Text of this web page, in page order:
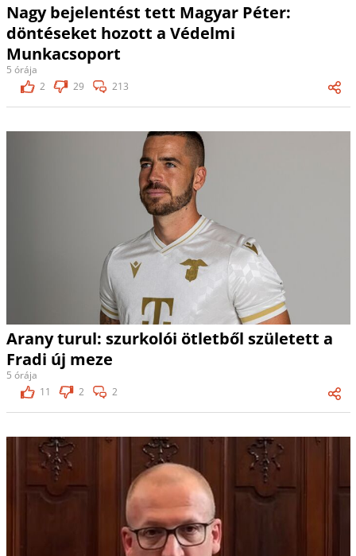
Nagy bejelentést tett Magyar Péter:
döntéseket hozott a Védelmi
Munkacsoport
5 órája
2
29 213
Arany turul: szurkolói ötletből született a
Fradi új meze
5 órája
11
2 2